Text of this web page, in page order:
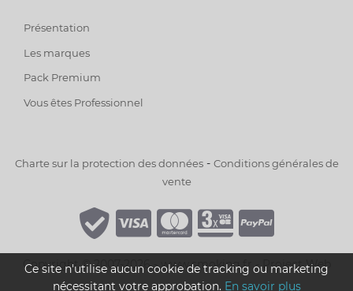
Présentation
Les marques
Pack Premium
Vous êtes Professionnel
Charte sur la protection des données- Conditions générales de
vente
Copyright © 2007-2026 - www.smoking.fr -Project Web
Ce site n'utilise aucun cookie de tracking ou marketing
nécessitant votre approbation. En savoir plus